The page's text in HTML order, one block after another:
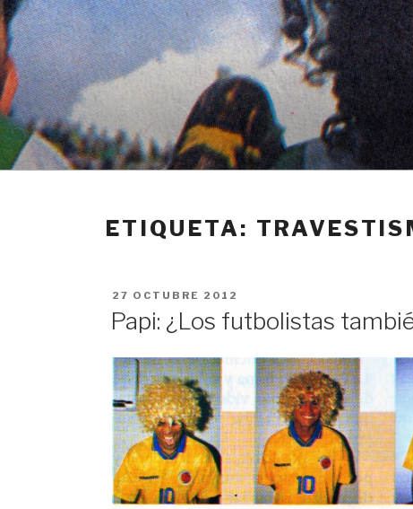
Ir
al
contenido
ETIQUETA:
PUBLICADO
EN
27 OCTUBRE 2012
Papi: ¿Los futbolistas